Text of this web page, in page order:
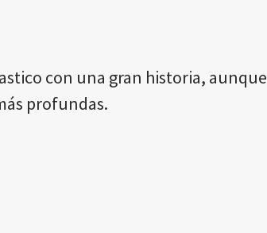
con una gran historia, aunque
profundas.